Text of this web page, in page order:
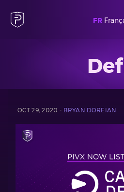
FR
OCT 29, 2020 - BRYAN DOREIAN